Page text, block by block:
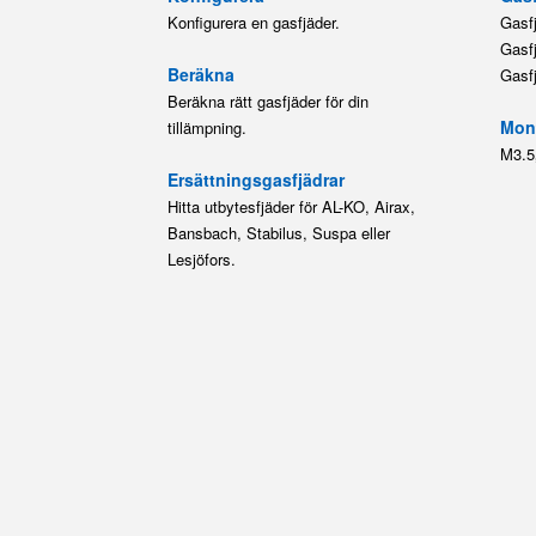
Konfigurera en gasfjäder.
Beräkna
Beräkna rätt gasfjäder för din
tillämpning.
Ersättningsgasfjädrar
Hitta utbytesfjäder för AL-KO, Airax,
Bansbach, Stabilus, Suspa eller
Lesjöfors.
M3.5